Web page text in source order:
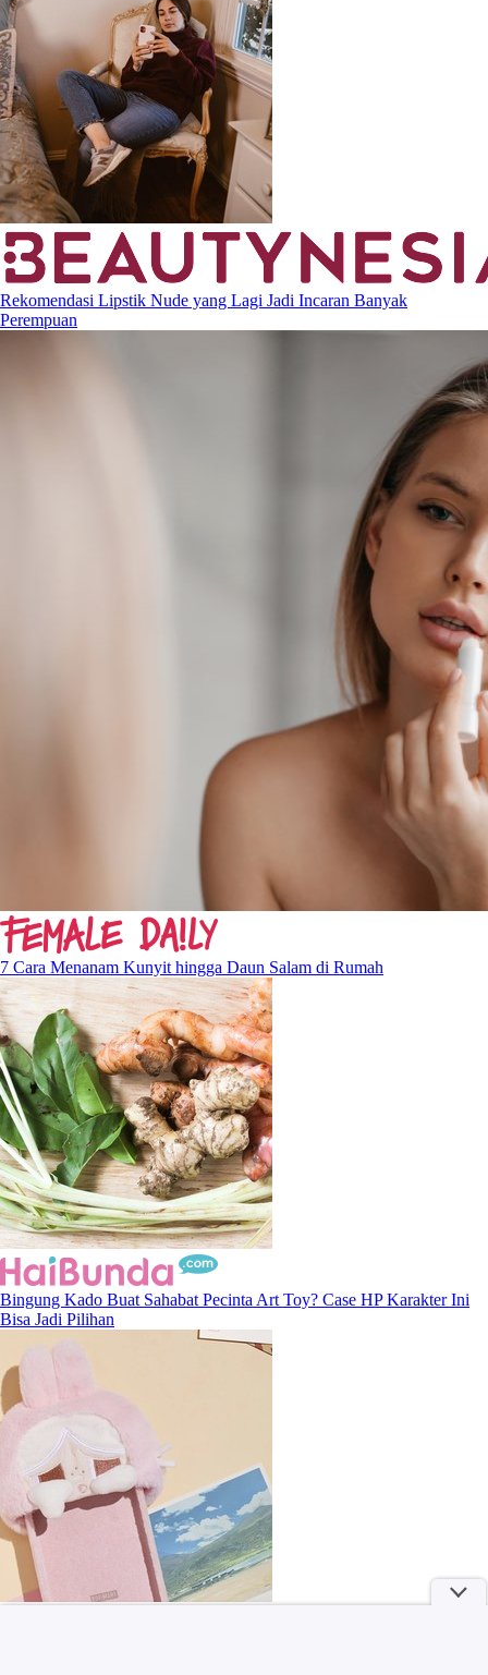
Rekomendasi Lipstik Nude yang Lagi Jadi Incaran Banyak
Perempuan
7 Cara Menanam Kunyit hingga Daun Salam di Rumah
Bingung Kado Buat Sahabat Pecinta Art Toy? Case HP Karakter Ini
Bisa Jadi Pilihan